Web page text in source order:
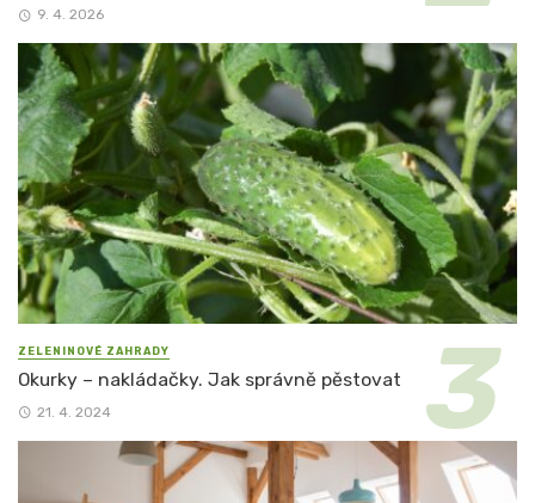
9. 4. 2026
ZELENINOVÉ ZAHRADY
Okurky – nakládačky. Jak správně pěstovat
21. 4. 2024